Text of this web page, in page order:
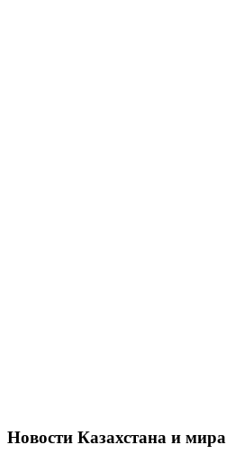
Новости Казахстана и мира